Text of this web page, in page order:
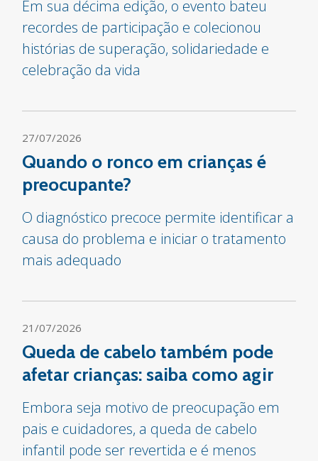
Em sua décima edição, o evento bateu
recordes de participação e colecionou
histórias de superação, solidariedade e
celebração da vida
27/07/2026
Quando o ronco em crianças é
preocupante?
O diagnóstico precoce permite identificar a
causa do problema e iniciar o tratamento
mais adequado
21/07/2026
Queda de cabelo também pode
afetar crianças: saiba como agir
Embora seja motivo de preocupação em
pais e cuidadores, a queda de cabelo
infantil pode ser revertida e é menos